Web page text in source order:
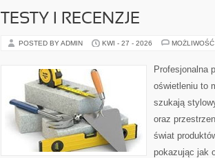
TESTY I RECENZJE
POSTED BY ADMIN KWI - 27 - 2026
Profesjonalna
oświetleniu to
szukają
oraz
świat
pokazując jak